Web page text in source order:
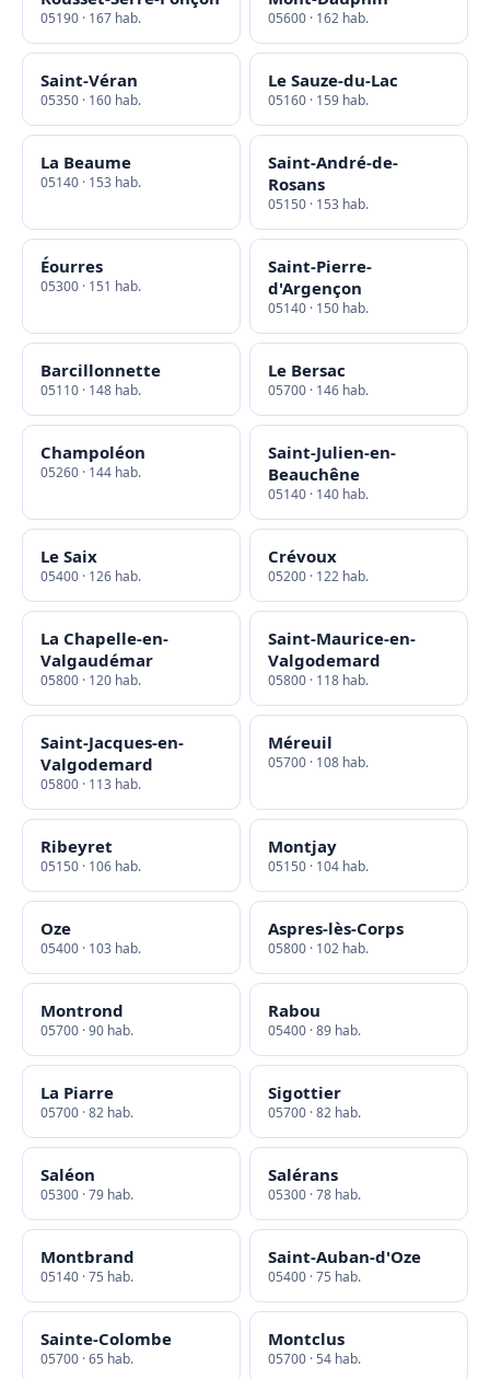
05190 · 167 hab. 05600 · 162 hab.
Saint-Véran
05350 · 160 hab.
Le Sauze-du-Lac
05160 · 159 hab.
La Beaume
05140 · 153 hab.
Saint-André-de-
Rosans
05150 · 153 hab.
Éourres
05300 · 151 hab.
Saint-Pierre-
d'Argençon
05140 · 150 hab.
Barcillonnette
05110 · 148 hab.
Le Bersac
05700 · 146 hab.
Champoléon
05260 · 144 hab.
Saint-Julien-en-
Beauchêne
05140 · 140 hab.
Le Saix
05400 · 126 hab.
Crévoux
05200 · 122 hab.
La Chapelle-en-
Valgaudémar
05800 · 120 hab.
Saint-Maurice-en-
Valgodemard
05800 · 118 hab.
Saint-Jacques-en-
Valgodemard
05800 · 113 hab.
Méreuil
05700 · 108 hab.
Ribeyret
05150 · 106 hab.
Montjay
05150 · 104 hab.
Oze
05400 · 103 hab.
Aspres-lès-Corps
05800 · 102 hab.
Montrond
05700 · 90 hab.
Rabou
05400 · 89 hab.
La Piarre
05700 · 82 hab.
Sigottier
05700 · 82 hab.
Saléon
05300 · 79 hab.
Salérans
05300 · 78 hab.
Montbrand
05140 · 75 hab.
Saint-Auban-d'Oze
05400 · 75 hab.
Sainte-Colombe
05700 · 65 hab.
Montclus
05700 · 54 hab.